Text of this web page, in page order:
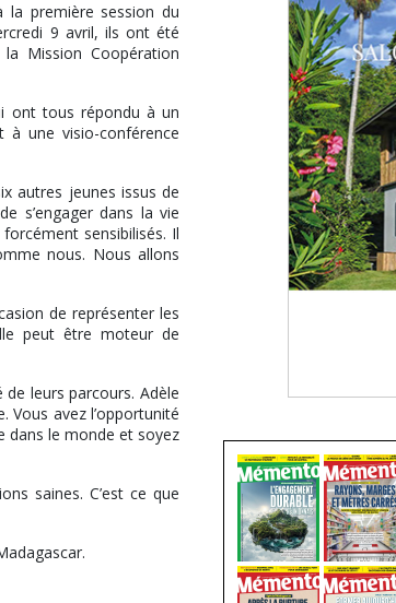
la première session du
9 avril, ils ont été
Mission Coopération
ont tous répondu à un
à une visio-conférence
autres jeunes issus de
s’engager dans la vie
sensibilisés. Il
nous. Nous allons
de représenter les
peut être moteur de
leurs parcours. Adèle
avez l’opportunité
dans le monde et soyez
saines. C’est ce que